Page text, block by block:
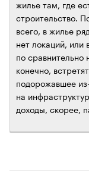
жилье там, где
строительство.
всего, в жилье
нет локаций, или
по сравнительно
конечно,
подорожавшее
на
доходы, скорее,